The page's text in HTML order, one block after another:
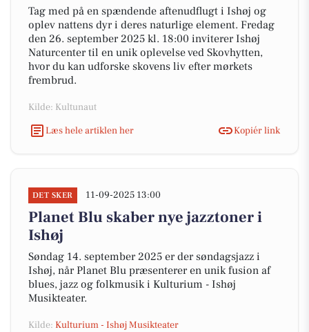
Tag med på en spændende aftenudflugt i Ishøj og
oplev nattens dyr i deres naturlige element. Fredag
den 26. september 2025 kl. 18:00 inviterer Ishøj
Naturcenter til en unik oplevelse ved Skovhytten,
hvor du kan udforske skovens liv efter mørkets
frembrud.
Kilde: Kultunaut
Læs hele artiklen her
Kopiér link
DET SKER 11-09-2025 13:00
Planet Blu skaber nye jazztoner i
Ishøj
Søndag 14. september 2025 er der søndagsjazz i
Ishøj, når Planet Blu præsenterer en unik fusion af
blues, jazz og folkmusik i Kulturium - Ishøj
Musikteater.
Kilde: Kulturium - Ishøj Musikteater